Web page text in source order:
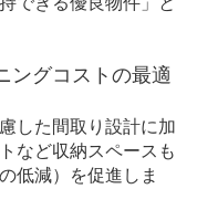
ングコストの最適
した間取り設計に加
など収納スペースも
低減）を促進しま